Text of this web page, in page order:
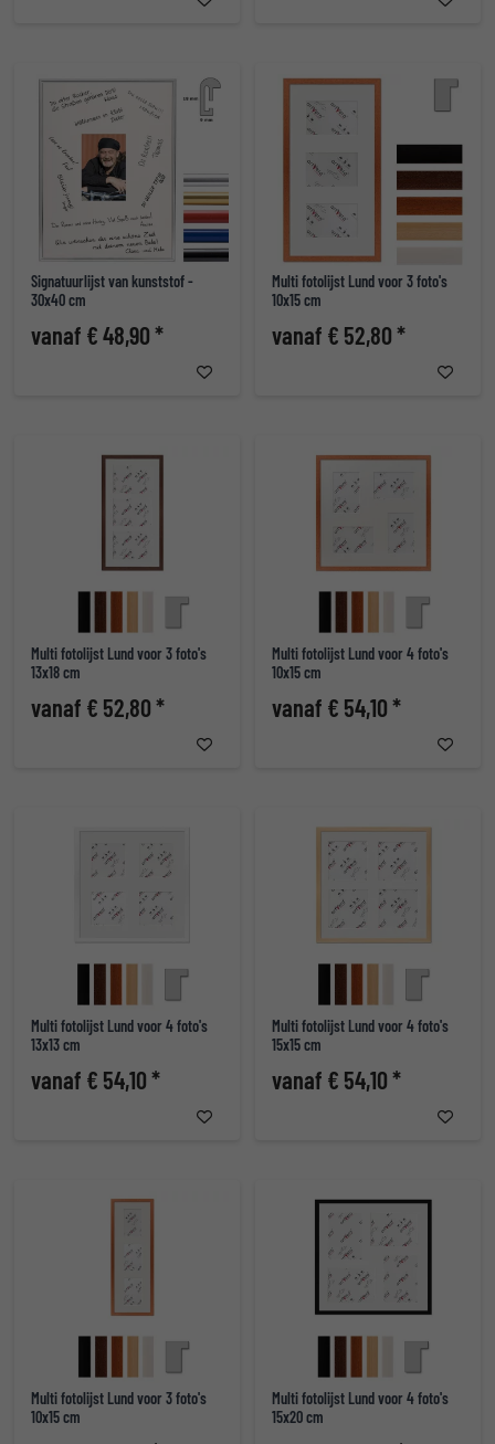
Signatuurlijst van kunststof -
30x40 cm
vanaf € 48,90 *
Multi fotolijst Lund voor 3 foto's
10x15 cm
vanaf € 52,80 *
Multi fotolijst Lund voor 3 foto's
13x18 cm
vanaf € 52,80 *
Multi fotolijst Lund voor 4 foto's
10x15 cm
vanaf € 54,10 *
Multi fotolijst Lund voor 4 foto's
13x13 cm
vanaf € 54,10 *
Multi fotolijst Lund voor 4 foto's
15x15 cm
vanaf € 54,10 *
Multi fotolijst Lund voor 3 foto's
10x15 cm
Multi fotolijst Lund voor 4 foto's
15x20 cm